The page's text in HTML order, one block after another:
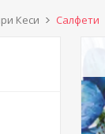
Кеси Салфети